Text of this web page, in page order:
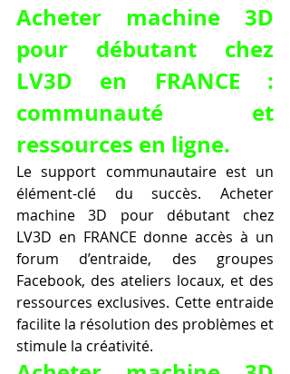
Acheter machine 3D
pour débutant chez
LV3D en FRANCE :
communauté et
ressources en ligne.
Le support communautaire est un
élément-clé du succès. Acheter
machine 3D pour débutant chez
LV3D en FRANCE donne accès à un
forum d’entraide, des groupes
Facebook, des ateliers locaux, et des
ressources exclusives. Cette entraide
facilite la résolution des problèmes et
stimule la créativité.